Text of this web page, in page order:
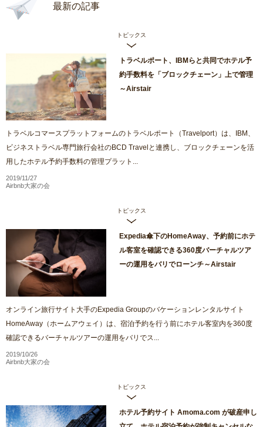
最新の記事
トピックス
トラベルポート、IBMらと共同でホテル予
約手数料を「ブロックチェーン」上で管理
～Airstair
トラベルコマースプラットフォームのトラベルポート（Travelport）は、IBM、
ビジネストラベル専門旅行会社のBCD Travelと連携し、ブロックチェーンを活
用したホテル予約手数料の管理プラット...
2019/11/27
Airbnb大家の会
トピックス
Expedia傘下のHomeAway、予約前にホテ
ル客室を確認できる360度バーチャルツア
ーの運用をバリでローンチ～Airstair
オンライン旅行サイト大手のExpedia Groupのバケーションレンタルサイト
HomeAway（ホームアウェイ）は、宿泊予約を行う前にホテル客室内を360度
確認できるバーチャルツアーの運用をバリでス...
2019/10/26
Airbnb大家の会
トピックス
ホテル予約サイト Amoma.com が破産申し